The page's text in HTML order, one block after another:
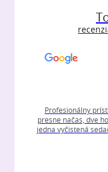
Profesionálny
presne načas, dve
jedna vyčistená